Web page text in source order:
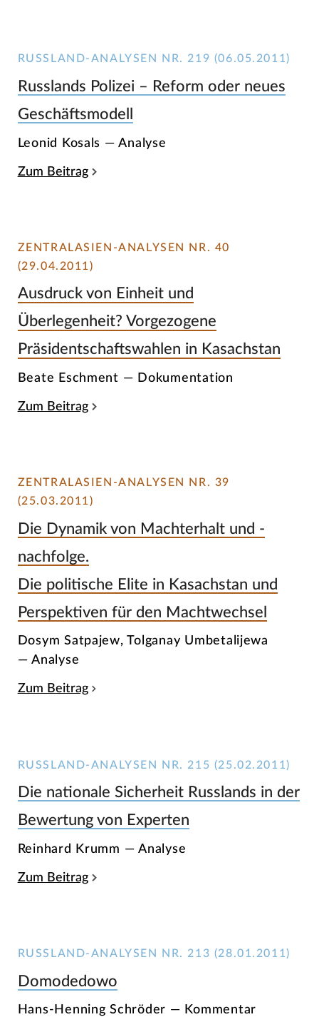
RUSSLAND-ANALYSEN NR. 219 (06.05.2011)
Russlands Polizei – Reform oder neues
Geschäftsmodell
Leonid Kosals — Analyse
Zum Beitrag
ZENTRALASIEN-ANALYSEN NR. 40
(29.04.2011)
Ausdruck von Einheit und
Überlegenheit? Vorgezogene
Präsidentschaftswahlen in Kasachstan
Beate Eschment — Dokumentation
Zum Beitrag
ZENTRALASIEN-ANALYSEN NR. 39
(25.03.2011)
Die Dynamik von Machterhalt und -
nachfolge.
Die politische Elite in Kasachstan und
Perspektiven für den Machtwechsel
Dosym Satpajew, Tolganay Umbetalijewa
— Analyse
Zum Beitrag
RUSSLAND-ANALYSEN NR. 215 (25.02.2011)
Die nationale Sicherheit Russlands in der
Bewertung von Experten
Reinhard Krumm — Analyse
Zum Beitrag
RUSSLAND-ANALYSEN NR. 213 (28.01.2011)
Domodedowo
Hans-Henning Schröder — Kommentar